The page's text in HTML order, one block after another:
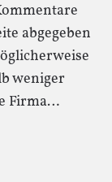
abgegeben
weniger
Firma…